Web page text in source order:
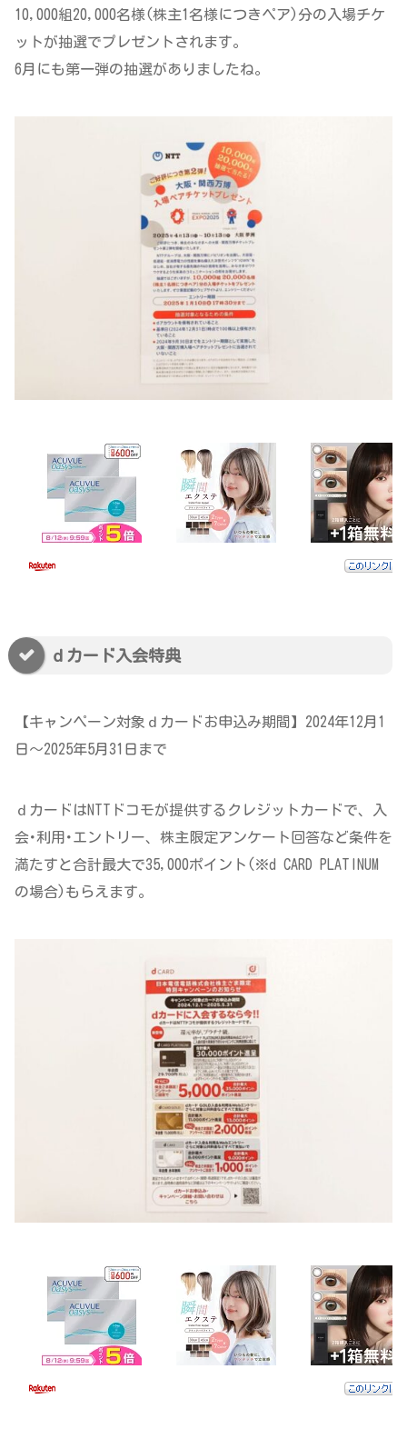
10,000組20,000名様(株主1名様につきペア)分の入場チケ
ットが抽選でプレゼントされます。
6月にも第一弾の抽選がありましたね。
ｄカード入会特典
【キャンペーン対象ｄカードお申込み期間】2024年12月1
日～2025年5月31日まで
ｄカードはNTTドコモが提供するクレジットカードで、入
会･利用･エントリー、株主限定アンケート回答など条件を
満たすと合計最大で35,000ポイント(※d CARD PLATINUM
の場合)もらえます。